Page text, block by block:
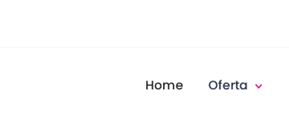
Home Oferta